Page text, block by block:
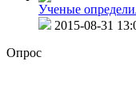
Ученые
2015-08-31
Опрос